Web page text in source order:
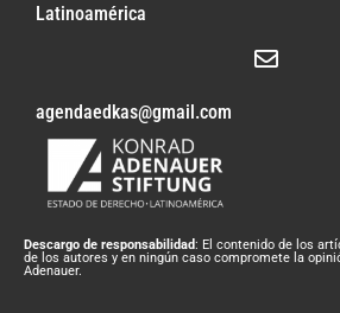
Latinoamérica
agendaedkas@gmail.com
Descargo de responsabilidad: El contenido de los
de los autores y en ningún caso compromete la
Adenauer.